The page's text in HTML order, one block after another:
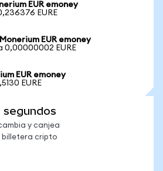
EUR emoney
EURE
EUR emoney
0,00000002 EURE
EUR emoney
EURE
segundos
y canjea
billetera cripto